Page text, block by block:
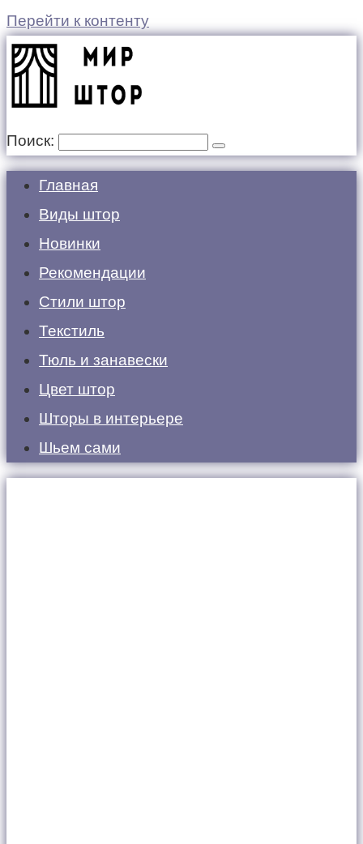
Перейти к контенту
Поиск:
Главная
Виды штор
Новинки
Рекомендации
Стили штор
Текстиль
Тюль и занавески
Цвет штор
Шторы в интерьере
Шьем сами